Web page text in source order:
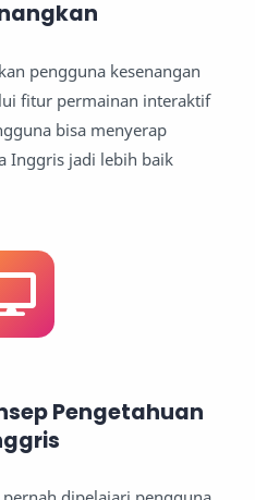
pengguna kesenangan
fitur permainan interaktif
bisa menyerap
Inggris jadi lebih baik
Pengetahuan